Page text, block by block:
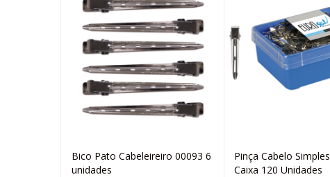
Adicionar
Bico Pato Cabeleireiro 00093 6
unidades
Pinça Cabelo
Caixa 120 Unidades